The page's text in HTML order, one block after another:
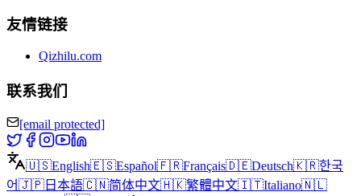
友情链接
Qizhilu.com
联系我们
[email protected]
🇺🇸English🇪🇸Español🇫🇷Français🇩🇪Deutsch🇰🇷한국
어🇯🇵 日本語🇨🇳简体中文🇭🇰繁體中文🇮🇹Italiano🇳🇱